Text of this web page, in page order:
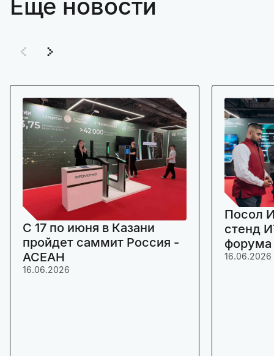
Ещё новости
C 17 по июня в Казани
пройдет саммит Россия -
АСЕАН
16.06.2026
Посол
стенд
16.06.2026